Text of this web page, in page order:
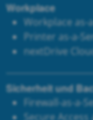
Workplace
Workplace as-
Printer as-a-
nextDrive
Sicherheit und
Firewall-as-a-
Secure Access